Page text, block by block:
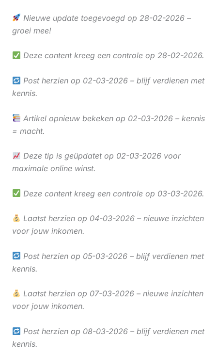
Nieuwe update toegevoegd op 28-02-2026 –
groei mee!
Deze content kreeg een controle op 28-02-2026.
Post herzien op 02-03-2026 – blijf verdienen met
kennis.
Artikel opnieuw bekeken op 02-03-2026 – kennis
= macht.
Deze tip is geüpdatet op 02-03-2026 voor
maximale online winst.
Deze content kreeg een controle op 03-03-2026.
Laatst herzien op 04-03-2026 – nieuwe inzichten
voor jouw inkomen.
Post herzien op 05-03-2026 – blijf verdienen met
kennis.
Laatst herzien op 07-03-2026 – nieuwe inzichten
voor jouw inkomen.
Post herzien op 08-03-2026 – blijf verdienen met
kennis.